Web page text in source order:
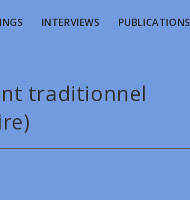
INTERVIEWS PUBLICATIONS
traditionnel